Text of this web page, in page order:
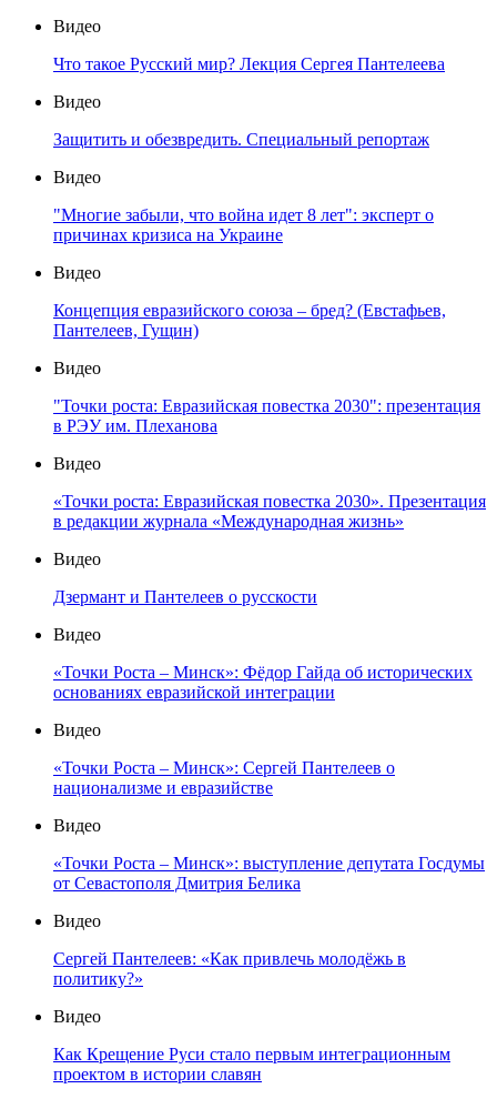
Видео
Что такое Русский мир? Лекция Сергея Пантелеева
Видео
Защитить и обезвредить. Специальный репортаж
Видео
"Многие забыли, что война идет 8 лет": эксперт о
причинах кризиса на Украине
Видео
Концепция евразийского союза – бред? (Евстафьев,
Пантелеев, Гущин)
Видео
"Точки роста: Евразийская повестка 2030": презентация
в РЭУ им. Плеханова
Видео
«Точки роста: Евразийская повестка 2030». Презентация
в редакции журнала «Международная жизнь»
Видео
Дзермант и Пантелеев о русскости
Видео
«Точки Роста – Минск»: Фёдор Гайда об исторических
основаниях евразийской интеграции
Видео
«Точки Роста – Минск»: Сергей Пантелеев о
национализме и евразийстве
Видео
«Точки Роста – Минск»: выступление депутата Госдумы
от Севастополя Дмитрия Белика
Видео
Сергей Пантелеев: «Как привлечь молодёжь в
политику?»
Видео
Как Крещение Руси стало первым интеграционным
проектом в истории славян